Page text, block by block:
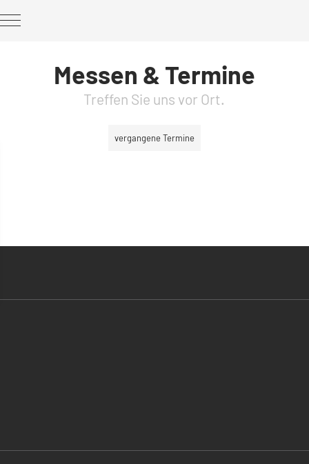
Messen & Termine
Treffen Sie uns vor Ort.
vergangene Termine